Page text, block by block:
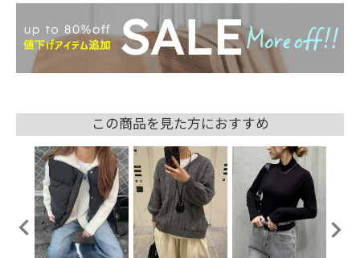
この商品を見た方におすすめ